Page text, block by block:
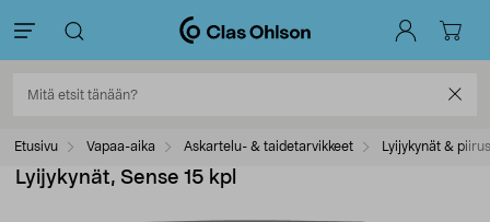
Etusivu Vapaa-aika Askartelu- & taidetarvikkeet Lyijykynät &
Lyijykynät, Sense 15 kpl